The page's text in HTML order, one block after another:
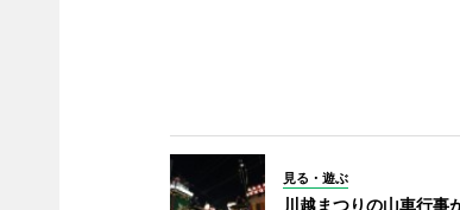
見る・遊ぶ
川越まつりの山車行事